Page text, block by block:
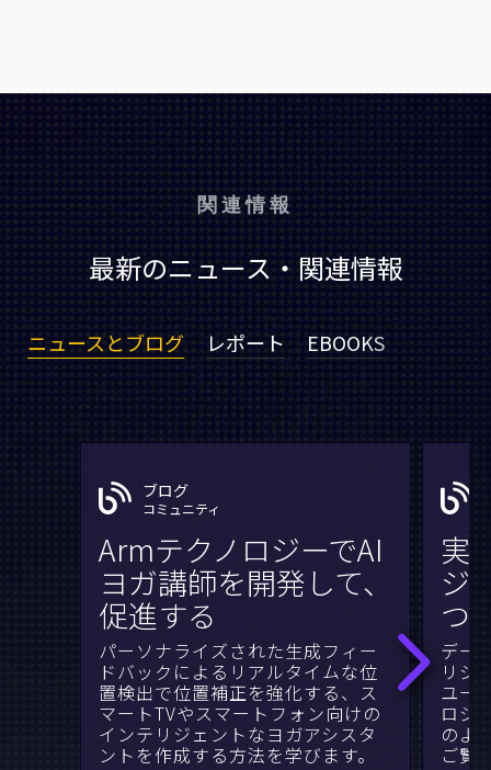
関連情報
最新のニュース・関連情報
ニュースとブログ レポート EBOOKS
ブログ
コミュニティ
ArmテクノロジーでAI
ヨガ講師を開発して、
促進する
パーソナライズされた生成フィー
ドバックによるリアルタイムな位
置検出で位置補正を強化する、ス
マートTVやスマートフォン向けの
インテリジェントなヨガアシスタ
ントを作成する方法を学びます。
実
ジ
つ
デー
リジ
ユー
ロジ
のよ
ご覧